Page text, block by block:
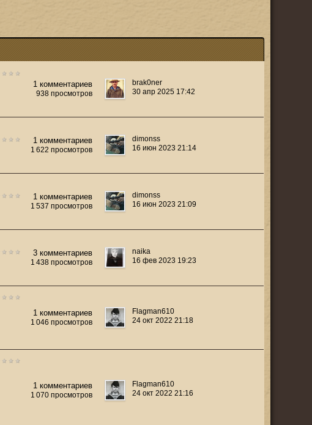
1 комментариев
938 просмотров
brak0ner
30 апр 2025 17:42
1 комментариев
1 622 просмотров
dimonss
16 июн 2023 21:14
1 комментариев
1 537 просмотров
dimonss
16 июн 2023 21:09
3 комментариев
1 438 просмотров
naika
16 фев 2023 19:23
1 комментариев
1 046 просмотров
Flаgmаn610
24 окт 2022 21:18
1 комментариев
1 070 просмотров
Flаgmаn610
24 окт 2022 21:16